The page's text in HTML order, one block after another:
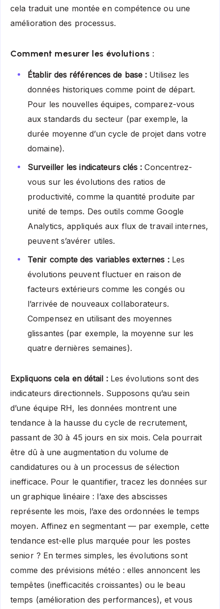
cela traduit une montée en compétence ou une
amélioration des processus.
Comment mesurer les évolutions :
Établir des références de base : Utilisez les
données historiques comme point de départ.
Pour les nouvelles équipes, comparez-vous
aux standards du secteur (par exemple, la
durée moyenne d’un cycle de projet dans votre
domaine).
Surveiller les indicateurs clés : Concentrez-
vous sur les évolutions des ratios de
productivité, comme la quantité produite par
unité de temps. Des outils comme Google
Analytics, appliqués aux flux de travail internes,
peuvent s’avérer utiles.
Tenir compte des variables externes : Les
évolutions peuvent fluctuer en raison de
facteurs extérieurs comme les congés ou
l’arrivée de nouveaux collaborateurs.
Compensez en utilisant des moyennes
glissantes (par exemple, la moyenne sur les
quatre dernières semaines).
Expliquons cela en détail : Les évolutions sont des
indicateurs directionnels. Supposons qu’au sein
d’une équipe RH, les données montrent une
tendance à la hausse du cycle de recrutement,
passant de 30 à 45 jours en six mois. Cela pourrait
être dû à une augmentation du volume de
candidatures ou à un processus de sélection
inefficace. Pour le quantifier, tracez les données sur
un graphique linéaire : l’axe des abscisses
représente les mois, l’axe des ordonnées le temps
moyen. Affinez en segmentant — par exemple, cette
tendance est-elle plus marquée pour les postes
senior ? En termes simples, les évolutions sont
comme des prévisions météo : elles annoncent les
tempêtes (inefficacités croissantes) ou le beau
temps (amélioration des performances), et vous